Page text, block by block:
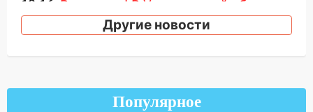
10:16 Внимание! В Ульяновской области
объявлена ракетная опасность
09:50 В Ульяновске черный коршун
застрял в тепловозе
Другие новости
Популярное